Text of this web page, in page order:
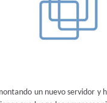
un nuevo servidor